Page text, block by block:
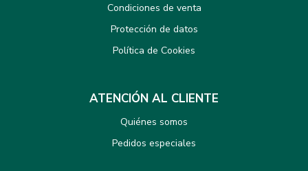
Condiciones de venta
Protección de datos
Política de Cookies
ATENCIÓN AL CLIENTE
Quiénes somos
Pedidos especiales